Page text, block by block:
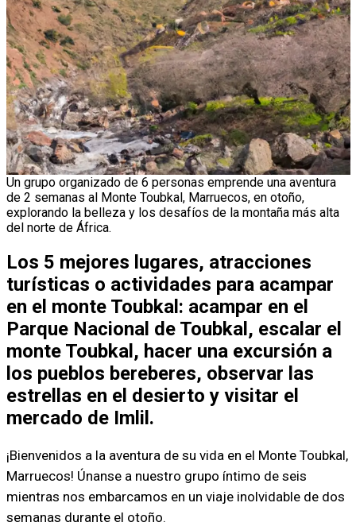
Un grupo organizado de 6 personas emprende una aventura
de 2 semanas al Monte Toubkal, Marruecos, en otoño,
explorando la belleza y los desafíos de la montaña más alta
del norte de África.
Los 5 mejores lugares, atracciones
turísticas o actividades para acampar
en el monte Toubkal: acampar en el
Parque Nacional de Toubkal, escalar el
monte Toubkal, hacer una excursión a
los pueblos bereberes, observar las
estrellas en el desierto y visitar el
mercado de Imlil.
¡Bienvenidos a la aventura de su vida en el Monte Toubkal,
Marruecos! Únanse a nuestro grupo íntimo de seis
mientras nos embarcamos en un viaje inolvidable de dos
semanas durante el otoño.